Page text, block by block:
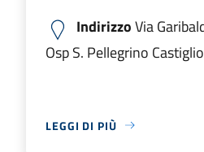
IndirizzoVia
Osp S. Pellegrino
LEGGI DI PIÙ